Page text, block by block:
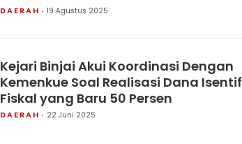
DAERAH 19 Agustus 2025
Kejari Binjai Akui Koordinasi Dengan
Kemenkue Soal Realisasi Dana Isentif
Fiskal yang Baru 50 Persen
DAERAH 22 Juni 2025